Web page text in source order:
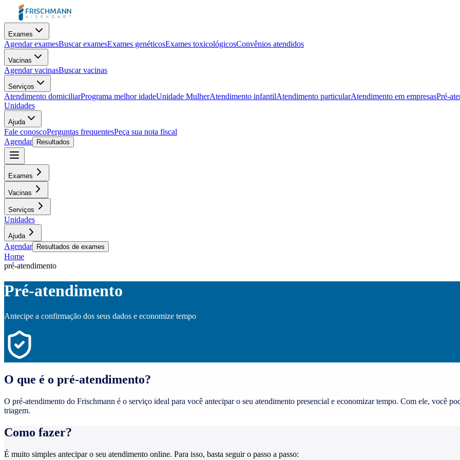
Exames
Agendar examesBuscar examesExames genéticosExames toxicológicosConvênios atendidos
Vacinas
Agendar vacinasBuscar vacinas
Serviços
Atendimento domiciliarPrograma melhor idadeUnidade MulherAtendimento infantilAtendimento particularAtendimento em empresasPré-
Unidades
Ajuda
Fale conoscoPerguntas frequentesPeça sua nota fiscal
Agendar
Resultados
Exames
Vacinas
Serviços
Unidades
Ajuda
Agendar Resultados de exames
Home
pré-atendimento
Pré-atendimento
Antecipe a confirmação dos seus dados e economize tempo
O que é o pré-atendimento?
O pré-atendimento do Frischmann é o serviço ideal para você antecipar o seu atendimento presencial e economizar tempo. Com ele, você
triagem.
Como fazer?
É muito simples antecipar o seu atendimento online. Para isso, basta seguir o passo a passo: